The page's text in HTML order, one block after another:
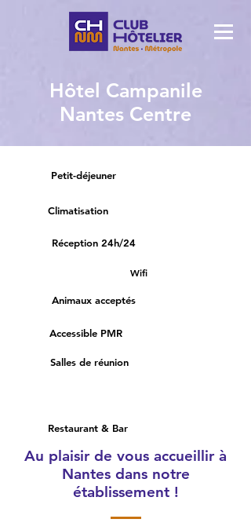
Hôtel Campanile
Nantes Centre
Petit-déjeuner
Climatisation
Réception 24h/24
Wifi
Animaux acceptés
Accessible PMR
Salles de réunion
Restaurant & Bar
Au plaisir de vous accueillir à
Nantes dans notre
établissement !